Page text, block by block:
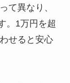
て異なり、
。1万円を超
せると安心